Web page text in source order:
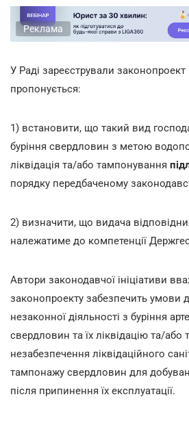
Реклама
У Раді зареєстрували
пропонується:
1) встановити, що такий вид
буріння свердловин з метою
ліквідація та/або тампонування
порядку передбаченому
2) визначити, що видача
належатиме до компетенції
Автори законодавчої ініціативи
законопроекту забезпечить умови
незаконної діяльності з буріння
свердловин та їх ліквідацію та/або
незабезпечення ліквідаційного
тампонажу свердловин для
після припинення їх експлуатації.